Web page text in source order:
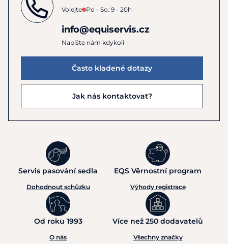
Volejte Po - So: 9 - 20h
info@equiservis.cz
Napište nám kdykoli
Často kladené dotazy
Jak nás kontaktovat?
Servis pasování sedla
Dohodnout schůzku
EQS Věrnostní program
Výhody registrace
Od roku 1993
O nás
Více než 250 dodavatelů
Všechny značky